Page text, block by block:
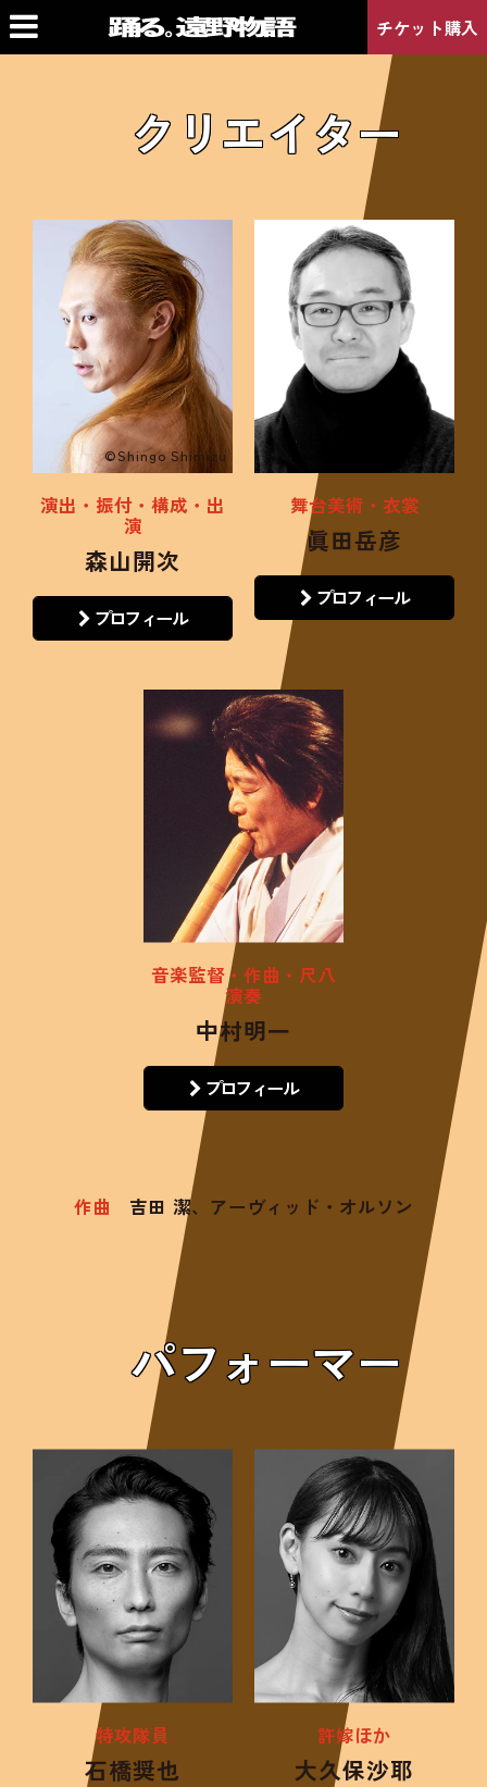
チケット購入
クリエイター
©Shingo Shimizu
演出・振付・構成・出
演
森山開次
プロフィール
舞台美術・衣裳
眞田岳彦
プロフィール
音楽監督・作曲・尺八
演奏
中村明一
プロフィール
作曲 吉田 潔、アーヴィッド・オルソン
パフォーマー
特攻隊員
石橋奨也
許嫁ほか
大久保沙耶